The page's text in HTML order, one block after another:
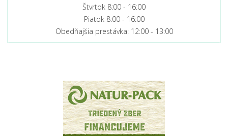
Štvrtok 8:00 - 16:00
Piatok 8:00 - 16:00
Obedňajšia prestávka: 12:00 - 13:00